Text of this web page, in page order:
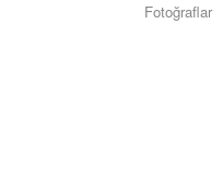
Fotoğraflar